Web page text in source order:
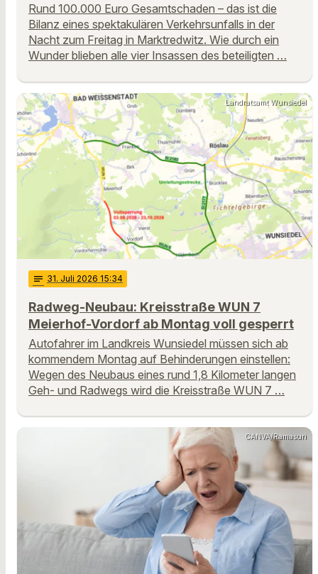
Rund 100.000 Euro Gesamtschaden – das ist die
Bilanz eines spektakulären Verkehrsunfalls in der
Nacht zum Freitag in Marktredwitz. Wie durch ein
Wunder blieben alle vier Insassen des beteiligten …
Landratsamt Wunsiedel
notes 31. Juli 2026 15:34
Radweg-Neubau: Kreisstraße WUN 7
Meierhof-Vordorf ab Montag voll gesperrt
Autofahrer im Landkreis Wunsiedel müssen sich ab
kommendem Montag auf Behinderungen einstellen:
Wegen des Neubaus eines rund 1,8 Kilometer langen
Geh- und Radwegs wird die Kreisstraße WUN 7 …
CANVA/Ramasuri